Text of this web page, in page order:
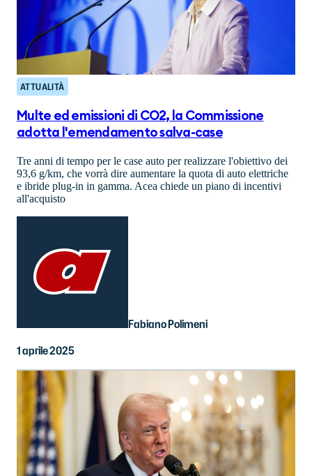
ATTUALITÀ
Multe ed emissioni di CO2, la Commissione
adotta l'emendamento salva-case
Tre anni di tempo per le case auto per realizzare l'obiettivo dei
93,6 g/km, che vorrà dire aumentare la quota di auto elettriche
e ibride plug-in in gamma. Acea chiede un piano di incentivi
all'acquisto
Fabiano Polimeni
1 aprile 2025